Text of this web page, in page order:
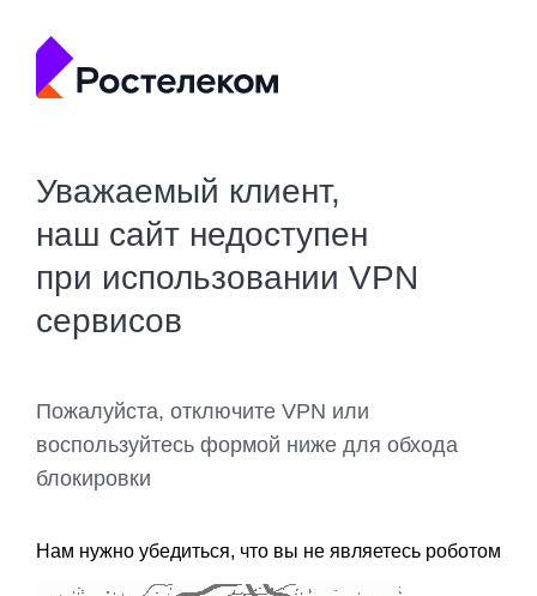
Уважаемый клиент,
наш сайт недоступен
при использовании VPN
сервисов
Пожалуйста, отключите VPN или
воспользуйтесь формой ниже для обхода
блокировки
Нам нужно убедиться, что вы не являетесь роботом